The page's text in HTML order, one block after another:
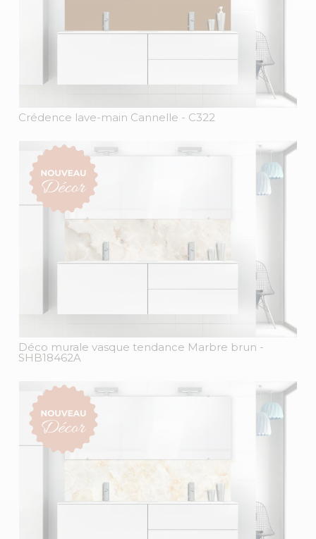
Crédence lave-main Cannelle - C322
Déco murale vasque tendance Marbre brun -
SHB18462A